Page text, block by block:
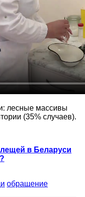
лесные массивы
(35% случаев).
в Беларуси
обращение